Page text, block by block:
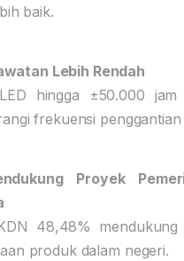
baik.
Lebih Rendah
hingga ±50.000 jam
frekuensi
Proyek
48,48% mendukung
produk dalam negeri.